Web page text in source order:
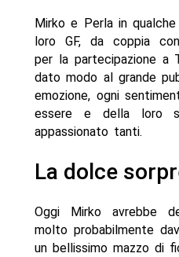
Mirko e Perla in
loro GF, da coppia
per la partecipazione a
dato modo al grande
emozione, ogni
essere e della loro
appassionato tanti.
La dolce
Oggi Mirko avrebbe
molto probabilmente
un bellissimo mazzo di